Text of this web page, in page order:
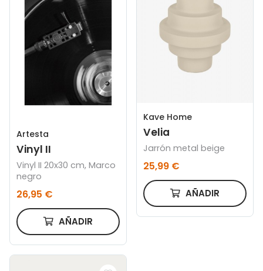
Artesta
Vinyl II
Vinyl II 20x30 cm, Marco
negro
26,95 €
AÑADIR
Kave Home
Velia
Jarrón metal beige
25,99 €
AÑADIR